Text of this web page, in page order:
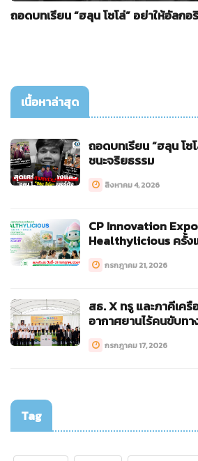
ถอดบทเรียน “ฮลุน โซโล่” อย่าให้อัลก
เนื้อหาล่าสุด
ถอดบทเรียน “ฮลุน โซ
ชนะจริยธรรม
สิงหาคม 4, 2026
CP Innovation
Healthylicious ครั้ง
กรกฎาคม 21, 2026
สธ. X ทรู และภาคีเค
อากาศยานไร้คนขับท
กรกฎาคม 17, 2026
Tag